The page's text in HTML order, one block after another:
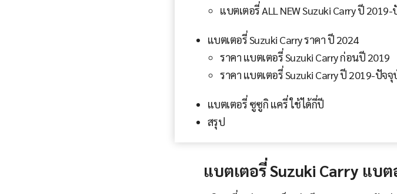
แบตเตอรี่ ALL NEW Suzuki Carry ปี
แบตเตอรี่ Suzuki Carry ราคา ปี 2024
ราคา แบตเตอรี่ Suzuki Carry ก่อนปี 2019
ราคา แบตเตอรี่ Suzuki Carry ปี 2019-ปัจ
แบตเตอรี่ ซูซูกิ แครี่ ใช้ได้กี่ปี
สรุป
แบตเตอรี่ Suzuki Carry แบต